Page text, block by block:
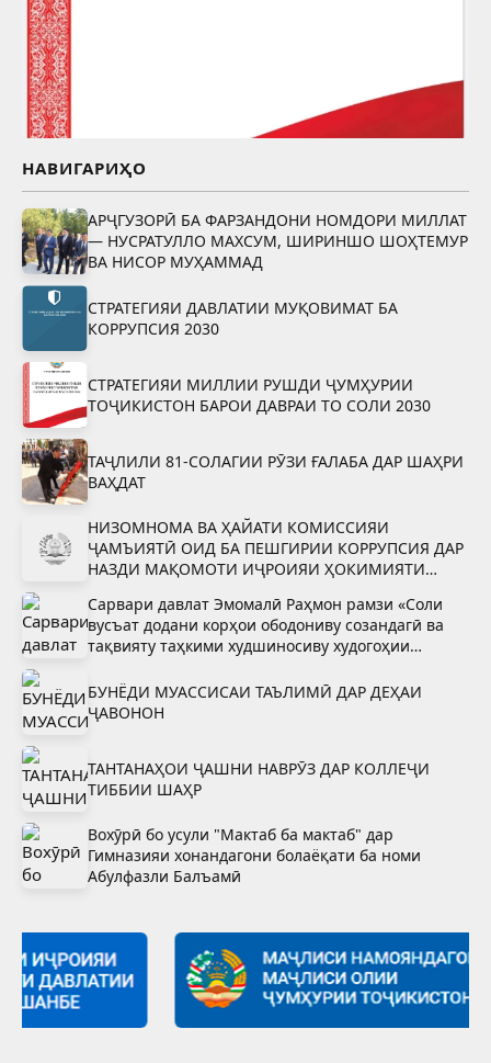
НАВИГАРИҲО
АРҶГУЗОРӢ БА ФАРЗАНДОНИ НОМДОРИ МИЛЛАТ
— НУСРАТУЛЛО МАХСУМ, ШИРИНШО ШОҲТЕМУР
ВА НИСОР МУҲАММАД
СТРАТЕГИЯИ ДАВЛАТИИ МУҚОВИМАТ БА
КОРРУПСИЯ 2030
СТРАТЕГИЯИ МИЛЛИИ РУШДИ ҶУМҲУРИИ
ТОҶИКИСТОН БАРОИ ДАВРАИ ТО СОЛИ 2030
ТАҶЛИЛИ 81-СОЛАГИИ РӮЗИ ҒАЛАБА ДАР ШАҲРИ
ВАҲДАТ
НИЗОМНОМА ВА ҲАЙАТИ КОМИССИЯИ
ҶАМЪИЯТӢ ОИД БА ПЕШГИРИИ КОРРУПСИЯ ДАР
НАЗДИ МАҚОМОТИ ИҶРОИЯИ ҲОКИМИЯТИ
Сарвари давлат Эмомалӣ Раҳмон рамзи «Соли
вусъат додани корҳои ободониву созандагӣ ва
тақвияту таҳкими худшиносиву худогоҳии
БУНЁДИ МУАССИСАИ ТАЪЛИМӢ ДАР ДЕҲАИ
ҶАВОНОН
ТАНТАНАҲОИ ҶАШНИ НАВРӮЗ ДАР КОЛЛЕҶИ
ТИББИИ ШАҲР
Вохӯрӣ бо усули "Мактаб ба мактаб" дар
Гимназияи хонандагони болаёқати ба номи
Абулфазли Балъамӣ